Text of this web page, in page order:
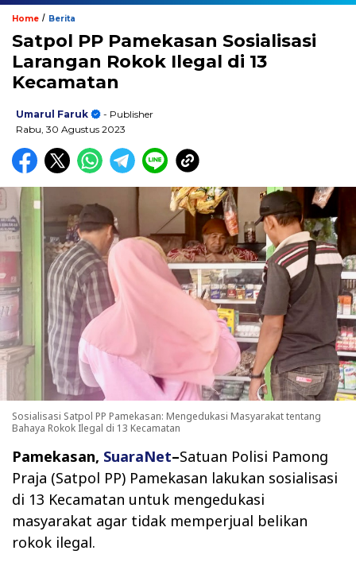
Home / Berita
Satpol PP Pamekasan Sosialisasi
Larangan Rokok Ilegal di 13
Kecamatan
Umarul Faruk
- Publisher
Rabu, 30 Agustus 2023
Sosialisasi Satpol PP Pamekasan: Mengedukasi Masyarakat tentang
Bahaya Rokok Ilegal di 13 Kecamatan
Pamekasan, SuaraNet–Satuan Polisi Pamong
Praja (Satpol PP) Pamekasan lakukan sosialisasi
di 13 Kecamatan untuk mengedukasi
masyarakat agar tidak memperjual belikan
rokok ilegal.